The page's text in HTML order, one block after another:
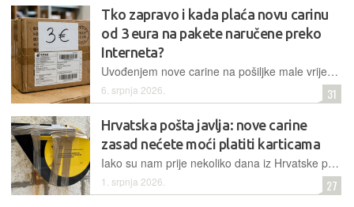
Tko zapravo i kada plaća novu carinu
od 3 eura na pakete naručene preko
Interneta?
Uvođenjem nove carine na pošiljke male vrijednosti, formalni dužnici postaju poštanski i kurirski operateri, no krajnji financijski teret u svakom slučaju prebacuje se na primatelje paketa
6. srpnja 2026. 31
Hrvatska pošta javlja: nove carine
zasad nećete moći platiti karticama
Iako su nam prije nekoliko dana iz Hrvatske pošte potvrdili da će biti moguće novu carinu na male pakete iz trećih zemalja plaćati karticama, danas nam šalju nadopunjenu informaciju u tome
1. srpnja 2026. 27